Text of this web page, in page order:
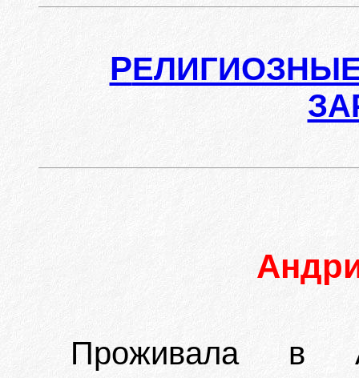
Р
Проживала в